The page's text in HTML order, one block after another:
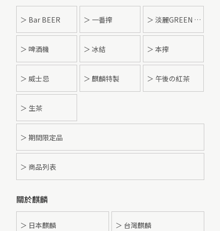
＞ Bar BEER ＞ 一番搾 ＞ 淡麗GREEN LABEL
＞ 啤酒機 ＞ 冰結 ＞ 本搾
＞ 威士忌 ＞ 麒麟特製 ＞ 午後の紅茶
＞ 生茶
＞ 期間限定品
＞ 商品列表
關於麒麟
＞ 日本麒麟 ＞ 台灣麒麟